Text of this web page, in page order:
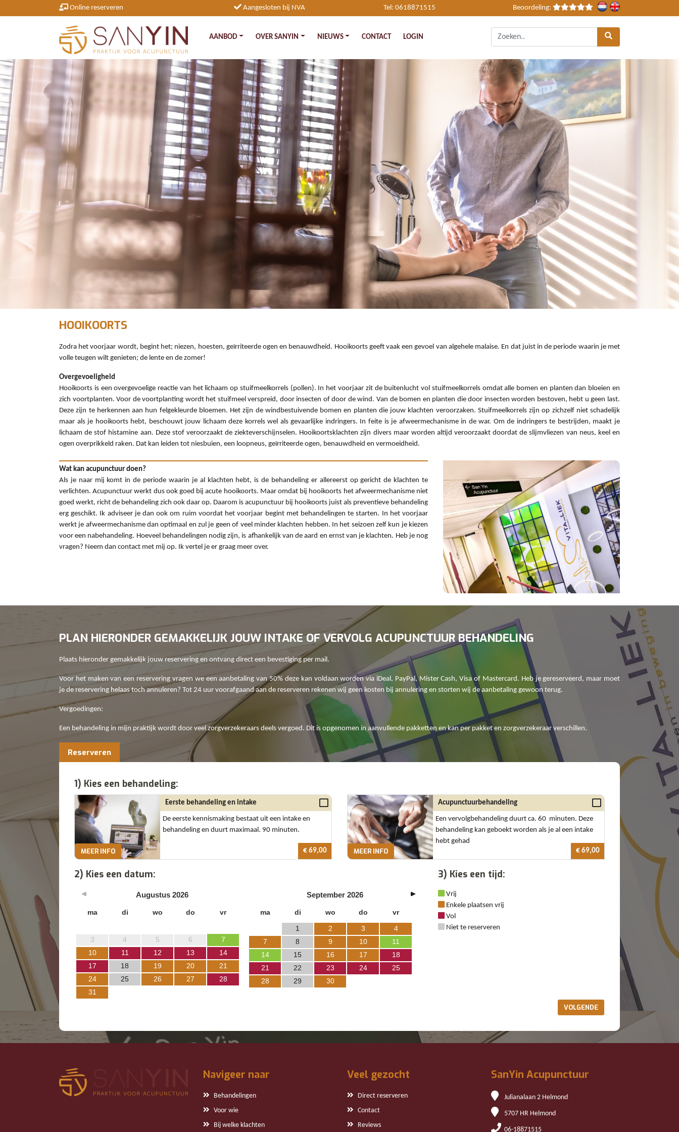
Online reserveren Aangesloten bij NVA Tel: 0618871515 Beoordeling:
AANBOD OVER SANYIN NIEUWS CONTACT LOGIN
HOOIKOORTS
Zodra het voorjaar wordt, begint het; niezen, hoesten, geïrriteerde ogen en benauwdheid. Hooikoorts geeft vaak een gevoel van algehele malaise. En dat juist in de periode waarin je met
volle teugen wilt genieten; de lente en de zomer!
Overgevoeligheid
Hooikoorts is een overgevoelige reactie van het lichaam op stuifmeelkorrels (pollen). In het voorjaar zit de buitenlucht vol stuifmeelkorrels omdat alle bomen en planten dan bloeien en
zich voortplanten. Voor de voortplanting wordt het stuifmeel verspreid, door insecten of door de wind. Van de bomen en planten die door insecten worden bestoven, hebt u geen last.
Deze zijn te herkennen aan hun felgekleurde bloemen. Het zijn de windbestuivende bomen en planten die jouw klachten veroorzaken. Stuifmeelkorrels zijn op zichzelf niet schadelijk
maar als je hooikoorts hebt, beschouwt jouw lichaam deze korrels wel als gevaarlijke indringers. In feite is je afweermechanisme in de war. Om de indringers te bestrijden, maakt je
lichaam de stof histamine aan. Deze stof veroorzaakt de ziekteverschijnselen. Hooikoortsklachten zijn divers maar worden altijd veroorzaakt doordat de slijmvliezen van neus, keel en
ogen overprikkeld raken. Dat kan leiden tot niesbuien, een loopneus, geïrriteerde ogen, benauwdheid en vermoeidheid.
Wat kan acupunctuur doen?
Als je naar mij komt in de periode waarin je al klachten hebt, is de behandeling er allereerst op gericht de klachten te
verlichten. Acupunctuur werkt dus ook goed bij acute hooikoorts. Maar omdat bij hooikoorts het afweermechanisme niet
goed werkt, richt de behandeling zich ook daar op. Daarom is acupunctuur bij hooikoorts juist als preventieve behandeling
erg geschikt. Ik adviseer je dan ook om ruim voordat het voorjaar begint met behandelingen te starten. In het voorjaar
werkt je afweermechanisme dan optimaal en zul je geen of veel minder klachten hebben. In het seizoen zelf kun je kiezen
voor een nabehandeling. Hoeveel behandelingen nodig zijn, is afhankelijk van de aard en ernst van je klachten. Heb je nog
vragen? Neem dan contact met mij op. Ik vertel je er graag meer over.
PLAN HIERONDER GEMAKKELIJK JOUW INTAKE OF VERVOLG ACUPUNCTUUR BEHANDELING
Plaats hieronder gemakkelijk jouw reservering en ontvang direct een bevestiging per mail.
Voor het maken van een reservering vragen we een aanbetaling van 50% deze kan voldaan worden via iDeal, PayPal, Mister Cash, Visa of Mastercard. Heb je gereserveerd, maar moet
je de reservering helaas toch annuleren? Tot 24 uur voorafgaand aan de reserveren rekenen wij geen kosten bij annulering en storten wij de aanbetaling gewoon terug.
Vergoedingen:
Een behandeling in mijn praktijk wordt door veel zorgverzekeraars deels vergoed. Dit is opgenomen in aanvullende pakketten en kan per pakket en zorgverzekeraar verschillen.
Reserveren
1) Kies een behandeling:
MEER INFO
Eerste behandeling en intake
De eerste kennismaking bestaat uit een intake en
behandeling en duurt maximaal. 90 minuten.
€ 69,00 MEER INFO
Acupunctuurbehandeling
Een vervolgbehandeling duurt ca. 60 minuten. Deze
behandeling kan geboekt worden als je al een intake
hebt gehad
€ 69,00
2) Kies een datum:
Augustus 2026
ma di wo do vr
3 4 5 6
7
10
11 12 13
14
17
18 19 20
21
24
25 26 27
28
31
September 2026
ma di wo do vr
1 2 3
4
7
8 9 10
11
14
15 16 17
18
21
22 23 24
25
28
29 30
3) Kies een tijd:
Vrij
Enkele plaatsen vrij
Vol
Niet te reserveren
VOLGENDE
Navigeer naar
Behandelingen
Voor wie
Bij welke klachten
Veel gezocht
Direct reserveren
Contact
Reviews
SanYin Acupunctuur
Julianalaan 2 Helmond
5707 HR Helmond
06-18871515